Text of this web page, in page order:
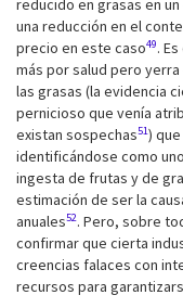
reducido en grasas en
una reducción en el
precio en este caso49.
más por salud pero
las grasas (la evidencia
pernicioso que venía
existan sospechas51)
identificándose como
ingesta de frutas y de
estimación de ser la
anuales52. Pero, sobre
confirmar que cierta
creencias falaces con
recursos para